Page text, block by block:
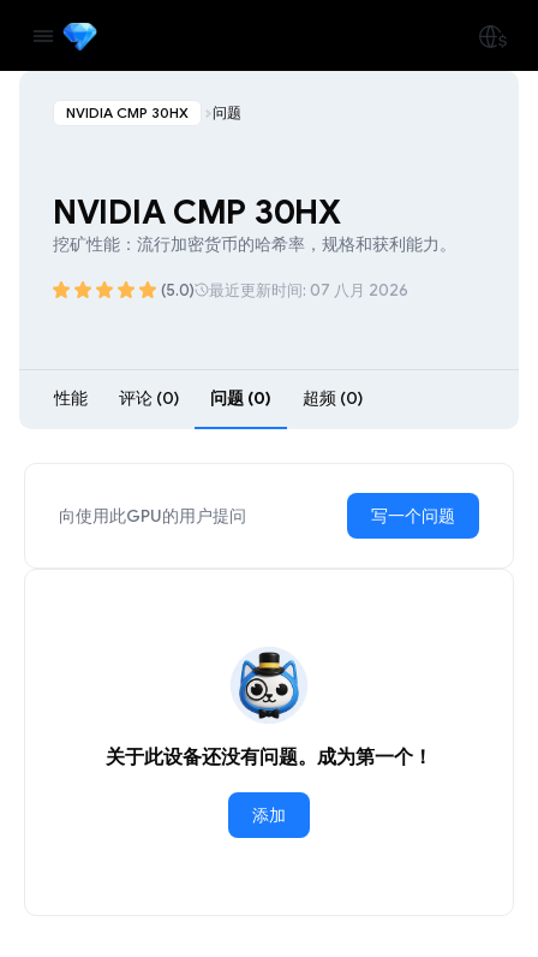
NVIDIA CMP 30HX 问题
NVIDIA CMP 30HX
挖矿性能：流行加密货币的哈希率，规格和获利能力。
(5.0) 最近更新时间: 07 八月 2026
性能 评论 (0) 问题 (0) 超频 (0)
向使用此GPU的用户提问 写一个问题
关于此设备还没有问题。成为第一个！
添加